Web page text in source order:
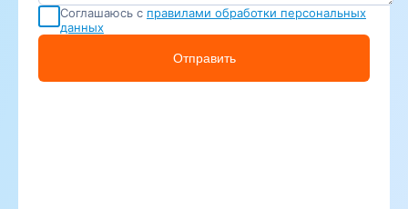
Соглашаюсь с правилами обработки персональных
данных
Отправить